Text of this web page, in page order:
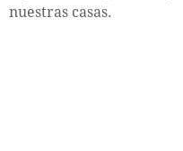
nuestras casas.